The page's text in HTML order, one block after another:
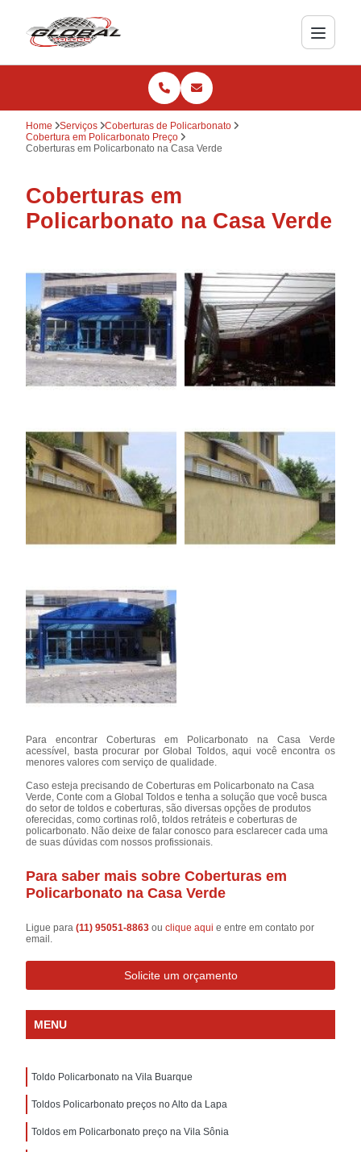
Home Serviços
Coberturas de Policarbonato
Cobertura em Policarbonato Preço
Coberturas em Policarbonato na Casa Verde
Coberturas em
Policarbonato na Casa Verde
Para encontrar Coberturas em Policarbonato na Casa Verde
acessível, basta procurar por Global Toldos, aqui você encontra os
menores valores com serviço de qualidade.
Caso esteja precisando de Coberturas em Policarbonato na Casa
Verde, Conte com a Global Toldos e tenha a solução que você busca
do setor de toldos e coberturas, são diversas opções de produtos
oferecidas, como cortinas rolô, toldos retráteis e coberturas de
policarbonato. Não deixe de falar conosco para esclarecer cada uma
de suas dúvidas com nossos profissionais.
Para saber mais sobre Coberturas em
Policarbonato na Casa Verde
Ligue para(11) 95051-8863ouclique aqui e entre em contato por
email.
Solicite um orçamento
MENU
Toldo Policarbonato na Vila Buarque
Toldos Policarbonato preços no Alto da Lapa
Toldos em Policarbonato preço na Vila Sônia